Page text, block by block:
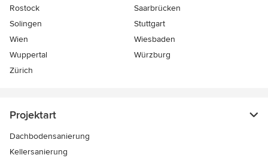
Rostock
Saarbrücken
Solingen
Stuttgart
Wien
Wiesbaden
Wuppertal
Würzburg
Zürich
Projektart
Dachbodensanierung
Kellersanierung